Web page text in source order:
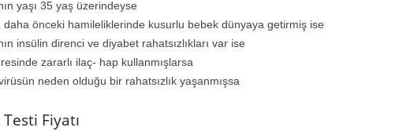
yaşı 35 yaş üzerindeyse
daha önceki hamileliklerinde kusurlu bebek dünyaya getirmiş ise
insülin direnci ve diyabet rahatsızlıkları var ise
zararlı ilaç- hap kullanmışlarsa
neden olduğu bir rahatsızlık yaşanmışsa
Fiyatı